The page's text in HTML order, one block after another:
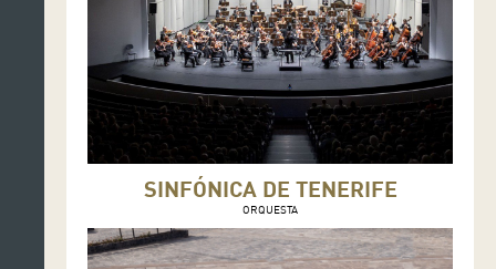
SINFÓNICA DE TENERIFE
ORQUESTA